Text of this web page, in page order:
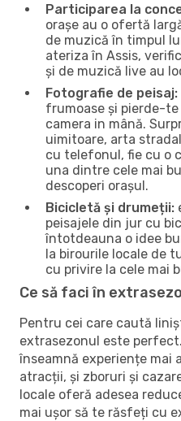
Participarea la
orașe au o ofertă
de muzică în timpul
ateriza în Assis,
și de muzică live au
Fotografie de peisaj:
frumoase și pierde-
camera in mână.
uimitoare, arta
cu telefonul, fie cu o
una dintre cele mai
descoperi orașul.
Bicicletă și drumeții:
peisajele din jur cu
întotdeauna o idee
la birourile locale de
cu privire la cele mai
Ce să faci în
Pentru cei care caută
extrasezonul este
înseamnă experiențe mai
atracții, și zboruri și
locale oferă adesea
mai ușor să te răsfeți cu